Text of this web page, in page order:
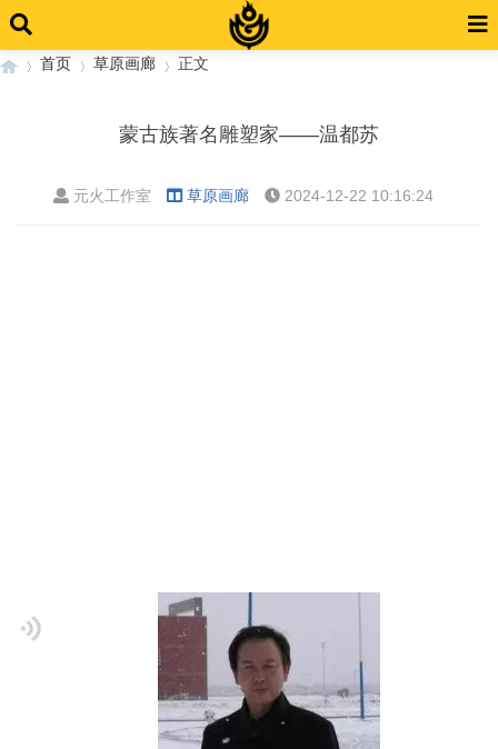
首页 草原画廊 正文
蒙古族著名雕塑家——温都苏
元火工作室 草原画廊 2024-12-22 10:16:24